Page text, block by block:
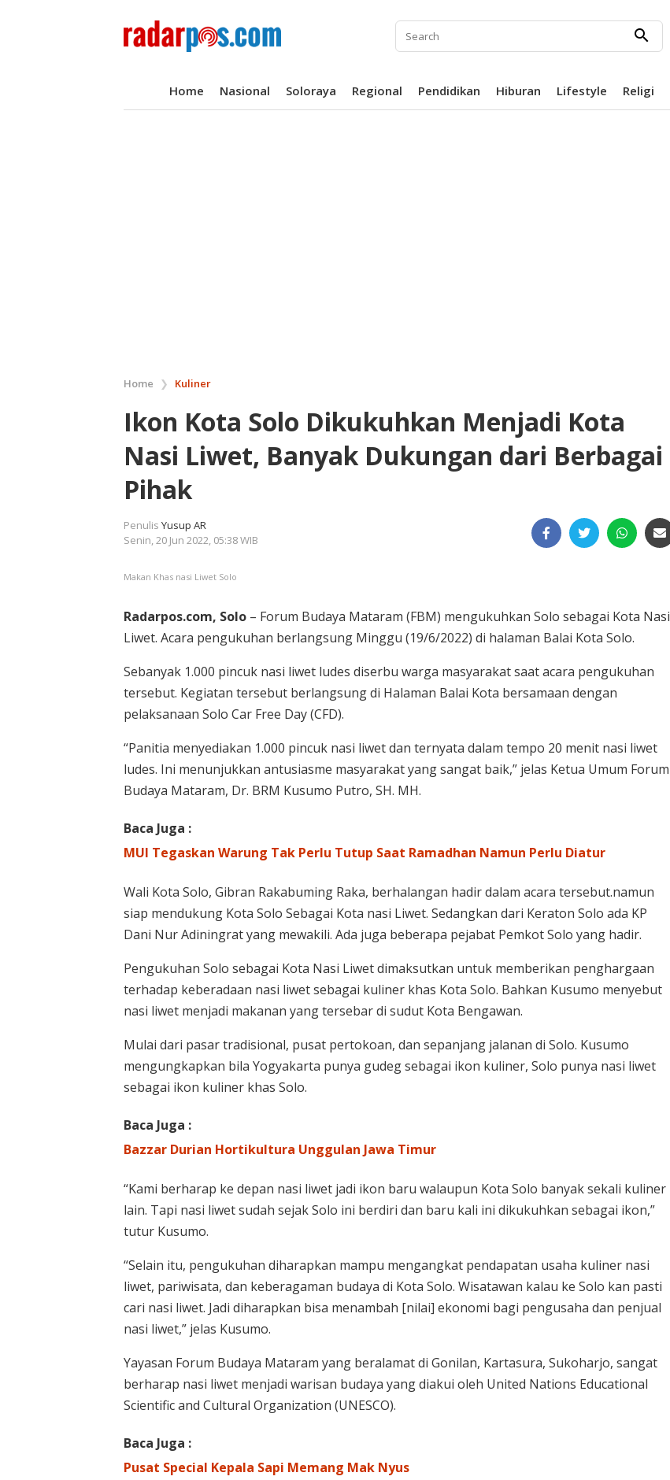
search
Home Nasional Soloraya Regional Pendidikan Hiburan Lifestyle Religi
Home ❯ Kuliner
Ikon Kota Solo Dikukuhkan Menjadi Kota
Nasi Liwet, Banyak Dukungan dari Berbagai
Pihak
Penulis Yusup AR
Senin, 20 Jun 2022, 05:38 WIB
Makan Khas nasi Liwet Solo
Radarpos.com, Solo – Forum Budaya Mataram (FBM) mengukuhkan Solo sebagai Kota Nasi
Liwet. Acara pengukuhan berlangsung Minggu (19/6/2022) di halaman Balai Kota Solo.
Sebanyak 1.000 pincuk nasi liwet ludes diserbu warga masyarakat saat acara pengukuhan
tersebut. Kegiatan tersebut berlangsung di Halaman Balai Kota bersamaan dengan
pelaksanaan Solo Car Free Day (CFD).
“Panitia menyediakan 1.000 pincuk nasi liwet dan ternyata dalam tempo 20 menit nasi liwet
ludes. Ini menunjukkan antusiasme masyarakat yang sangat baik,” jelas Ketua Umum Forum
Budaya Mataram, Dr. BRM Kusumo Putro, SH. MH.
Baca Juga :
MUI Tegaskan Warung Tak Perlu Tutup Saat Ramadhan Namun Perlu Diatur
Wali Kota Solo, Gibran Rakabuming Raka, berhalangan hadir dalam acara tersebut.namun
siap mendukung Kota Solo Sebagai Kota nasi Liwet. Sedangkan dari Keraton Solo ada KP
Dani Nur Adiningrat yang mewakili. Ada juga beberapa pejabat Pemkot Solo yang hadir.
Pengukuhan Solo sebagai Kota Nasi Liwet dimaksutkan untuk memberikan penghargaan
terhadap keberadaan nasi liwet sebagai kuliner khas Kota Solo. Bahkan Kusumo menyebut
nasi liwet menjadi makanan yang tersebar di sudut Kota Bengawan.
Mulai dari pasar tradisional, pusat pertokoan, dan sepanjang jalanan di Solo. Kusumo
mengungkapkan bila Yogyakarta punya gudeg sebagai ikon kuliner, Solo punya nasi liwet
sebagai ikon kuliner khas Solo.
Baca Juga :
Bazzar Durian Hortikultura Unggulan Jawa Timur
“Kami berharap ke depan nasi liwet jadi ikon baru walaupun Kota Solo banyak sekali kuliner
lain. Tapi nasi liwet sudah sejak Solo ini berdiri dan baru kali ini dikukuhkan sebagai ikon,”
tutur Kusumo.
“Selain itu, pengukuhan diharapkan mampu mengangkat pendapatan usaha kuliner nasi
liwet, pariwisata, dan keberagaman budaya di Kota Solo. Wisatawan kalau ke Solo kan pasti
cari nasi liwet. Jadi diharapkan bisa menambah [nilai] ekonomi bagi pengusaha dan penjual
nasi liwet,” jelas Kusumo.
Yayasan Forum Budaya Mataram yang beralamat di Gonilan, Kartasura, Sukoharjo, sangat
berharap nasi liwet menjadi warisan budaya yang diakui oleh United Nations Educational
Scientific and Cultural Organization (UNESCO).
Baca Juga :
Pusat Special Kepala Sapi Memang Mak Nyus